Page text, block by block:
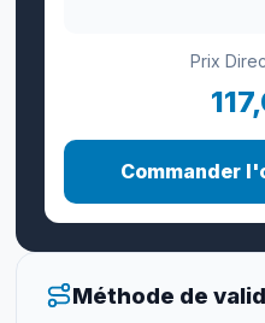
Prix
Commander
Méthode de